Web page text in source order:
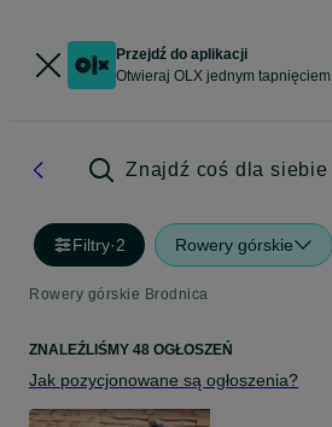
Przejdź do aplikacji
Otwieraj OLX jednym tapnięciem
Znajdź coś dla siebie
Filtry·2 Rowery górskie
Rowery górskie Brodnica
ZNALEŹLIŚMY 48 OGŁOSZEŃ
Jak pozycjonowane są ogłoszenia?